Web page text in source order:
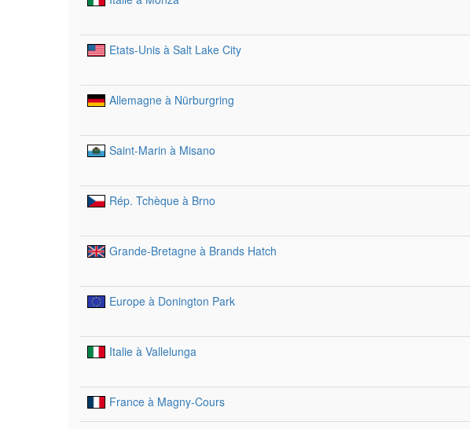
Etats-Unis à Salt Lake City
Allemagne à Nürburgring
Saint-Marin à Misano
Rép. Tchèque à Brno
Grande-Bretagne à Brands Hatch
Europe à Donington Park
Italie à Vallelunga
France à Magny-Cours